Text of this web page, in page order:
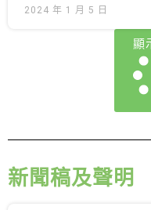
2024 年 1 月 5 日
顯
新聞稿及聲明